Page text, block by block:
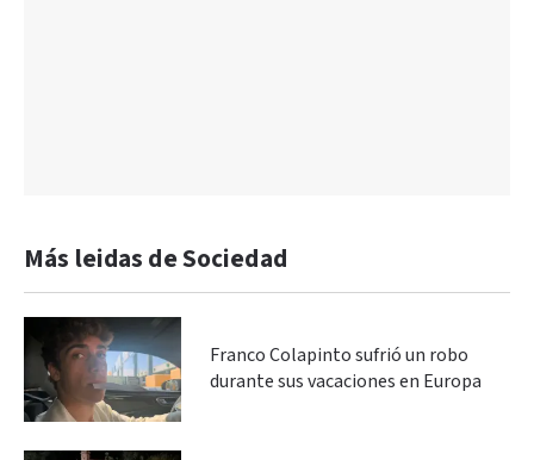
Más leidas de Sociedad
Franco Colapinto sufrió un robo
durante sus vacaciones en Europa